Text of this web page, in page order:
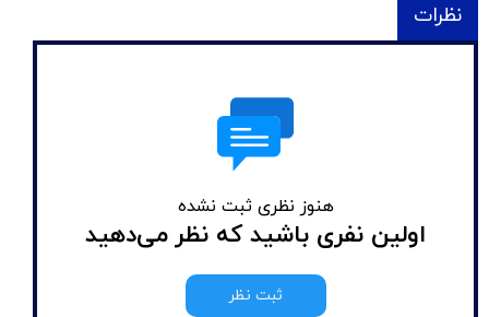
نظرات
هنوز نظری ثبت نشده
اولین نفری باشید که نظر می‌دهید
ثبت نظر